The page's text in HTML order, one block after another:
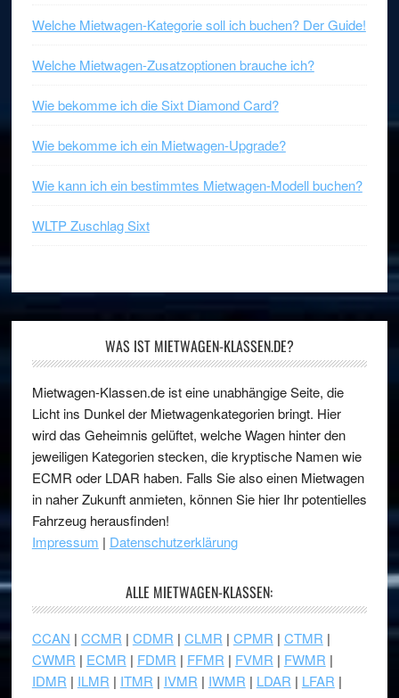
Welche Mietwagen-Kategorie soll ich buchen? Der Guide!
Welche Mietwagen-Zusatzoptionen brauche ich?
Wie bekomme ich die Sixt Diamond Card?
Wie bekomme ich ein Mietwagen-Upgrade?
Wie kann ich ein bestimmtes Mietwagen-Modell buchen?
WLTP Zuschlag Sixt
WAS IST MIETWAGEN-KLASSEN.DE?
Mietwagen-Klassen.de ist eine unabhängige Seite, die
Licht ins Dunkel der Mietwagenkategorien bringt. Hier
wird das Geheimnis gelüftet, welche Wagen hinter den
jeweiligen Kategorien stecken, die kryptische Namen wie
ECMR oder LDAR haben. Falls Sie also einen Mietwagen
in naher Zukunft anmieten, können Sie hier Ihr potentielles
Fahrzeug herausfinden!
Impressum | Datenschutzerklärung
ALLE MIETWAGEN-KLASSEN:
CCAN | CCMR | CDMR | CLMR | CPMR | CTMR |
CWMR | ECMR | FDMR | FFMR | FVMR | FWMR |
IDMR | ILMR | ITMR | IVMR | IWMR | LDAR | LFAR |